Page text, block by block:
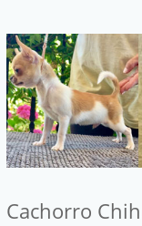
Cachorro